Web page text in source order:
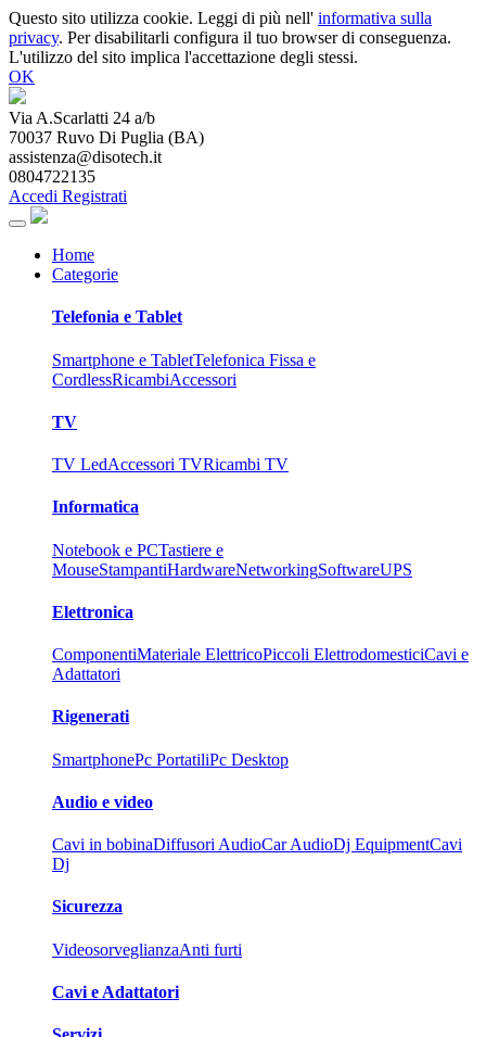
Questo sito utilizza cookie. Leggi di più nell' informativa sulla
privacy. Per disabilitarli configura il tuo browser di conseguenza.
L'utilizzo del sito implica l'accettazione degli stessi.
OK
Via A.Scarlatti 24 a/b
70037 Ruvo Di Puglia (BA)
assistenza@disotech.it
0804722135
Accedi Registrati
Home
Categorie
Telefonia e Tablet
Smartphone e TabletTelefonica Fissa e
CordlessRicambiAccessori
TV
TV LedAccessori TVRicambi TV
Informatica
Notebook e PCTastiere e
MouseStampantiHardwareNetworkingSoftwareUPS
Elettronica
ComponentiMateriale ElettricoPiccoli ElettrodomesticiCavi e
Adattatori
Rigenerati
SmartphonePc PortatiliPc Desktop
Audio e video
Cavi in bobinaDiffusori AudioCar AudioDj EquipmentCavi
Dj
Sicurezza
VideosorveglianzaAnti furti
Cavi e Adattatori